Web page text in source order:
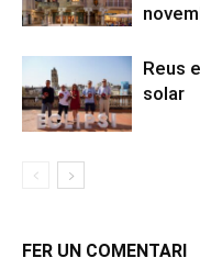
Reus
solar
FER UN COMENTARI